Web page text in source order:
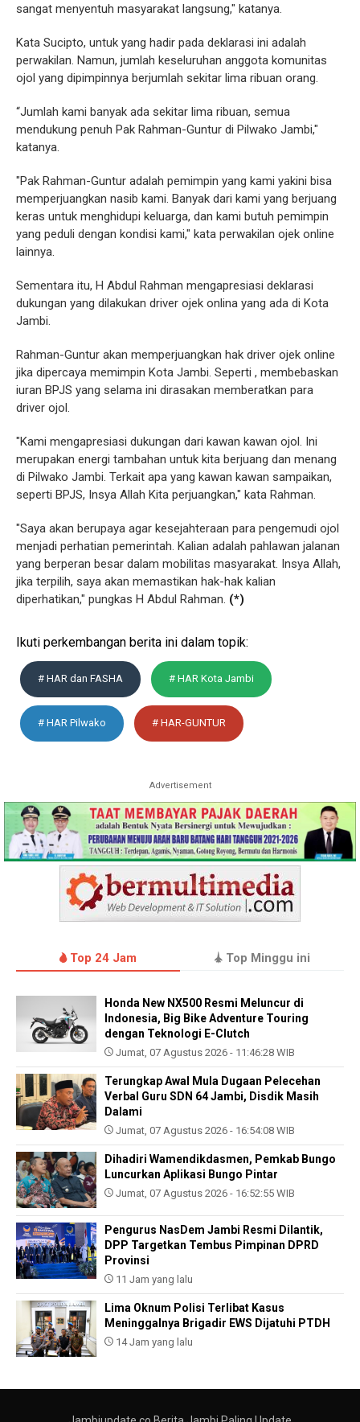
sangat menyentuh masyarakat langsung," katanya.
Kata Sucipto, untuk yang hadir pada deklarasi ini adalah
perwakilan. Namun, jumlah keseluruhan anggota komunitas
ojol yang dipimpinnya berjumlah sekitar lima ribuan orang.
“Jumlah kami banyak ada sekitar lima ribuan, semua
mendukung penuh Pak Rahman-Guntur di Pilwako Jambi,"
katanya.
"Pak Rahman-Guntur adalah pemimpin yang kami yakini bisa
memperjuangkan nasib kami. Banyak dari kami yang berjuang
keras untuk menghidupi keluarga, dan kami butuh pemimpin
yang peduli dengan kondisi kami," kata perwakilan ojek online
lainnya.
Sementara itu, H Abdul Rahman mengapresiasi deklarasi
dukungan yang dilakukan driver ojek onlina yang ada di Kota
Jambi.
Rahman-Guntur akan memperjuangkan hak driver ojek online
jika dipercaya memimpin Kota Jambi. Seperti , membebaskan
iuran BPJS yang selama ini dirasakan memberatkan para
driver ojol.
"Kami mengapresiasi dukungan dari kawan kawan ojol. Ini
merupakan energi tambahan untuk kita berjuang dan menang
di Pilwako Jambi. Terkait apa yang kawan kawan sampaikan,
seperti BPJS, Insya Allah Kita perjuangkan," kata Rahman.
"Saya akan berupaya agar kesejahteraan para pengemudi ojol
menjadi perhatian pemerintah. Kalian adalah pahlawan jalanan
yang berperan besar dalam mobilitas masyarakat. Insya Allah,
jika terpilih, saya akan memastikan hak-hak kalian
diperhatikan," pungkas H Abdul Rahman. (*)
Ikuti perkembangan berita ini dalam topik:
# HAR dan FASHA # HAR Kota Jambi
# HAR Pilwako # HAR-GUNTUR
Advertisement
Top 24 Jam Top Minggu ini
Honda New NX500 Resmi Meluncur di
Indonesia, Big Bike Adventure Touring
dengan Teknologi E-Clutch
Jumat, 07 Agustus 2026 - 11:46:28 WIB
Terungkap Awal Mula Dugaan Pelecehan
Verbal Guru SDN 64 Jambi, Disdik Masih
Dalami
Jumat, 07 Agustus 2026 - 16:54:08 WIB
Dihadiri Wamendikdasmen, Pemkab Bungo
Luncurkan Aplikasi Bungo Pintar
Jumat, 07 Agustus 2026 - 16:52:55 WIB
Pengurus NasDem Jambi Resmi Dilantik,
DPP Targetkan Tembus Pimpinan DPRD
Provinsi
11 Jam yang lalu
Lima Oknum Polisi Terlibat Kasus
Meninggalnya Brigadir EWS Dijatuhi PTDH
14 Jam yang lalu